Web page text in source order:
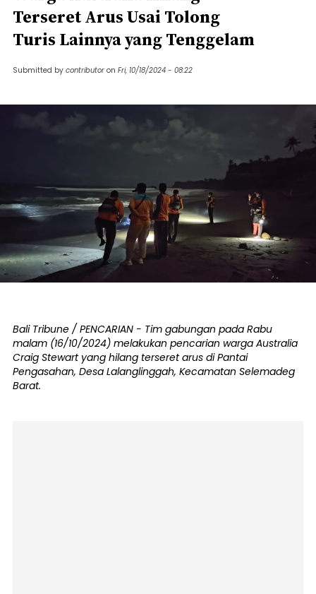
Terseret Arus Usai Tolong
Turis Lainnya yang Tenggelam
Submitted by contributor on Fri, 10/18/2024 - 08:22
Bali Tribune / PENCARIAN - Tim gabungan pada Rabu
malam (16/10/2024) melakukan pencarian warga Australia
Craig Stewart yang hilang terseret arus di Pantai
Pengasahan, Desa Lalanglinggah, Kecamatan Selemadeg
Barat.